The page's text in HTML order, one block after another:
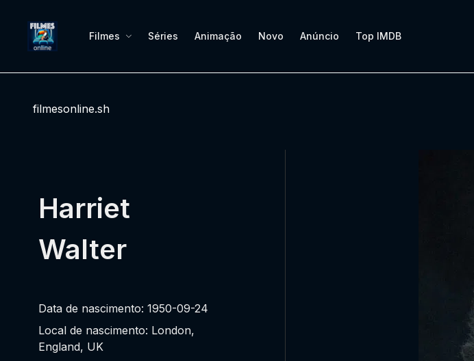
Filmes Séries Animação Novo Anúncio Top IMDB
filmesonline.sh
Harriet
Walter
Data de nascimento: 1950-09-24
Local de nascimento: London,
England, UK